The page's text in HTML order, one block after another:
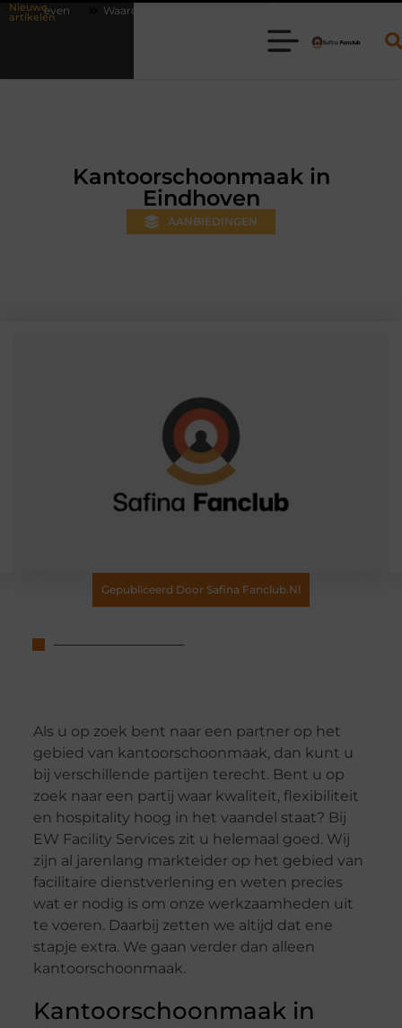
Nieuwe
artikelen
online vlees bestellen steeds gewoner wordt
Kantoorschoonmaak in
Eindhoven
AANBIEDINGEN
Gepubliceerd Door Safina Fanclub.nl
Als u op zoek bent naar een partner op het
gebied van kantoorschoonmaak, dan kunt u
bij verschillende partijen terecht. Bent u op
zoek naar een partij waar kwaliteit, flexibiliteit
en hospitality hoog in het vaandel staat? Bij
EW Facility Services zit u helemaal goed. Wij
zijn al jarenlang markteider op het gebied van
facilitaire dienstverlening en weten precies
wat er nodig is om onze werkzaamheden uit
te voeren. Daarbij zetten we altijd dat ene
stapje extra. We gaan verder dan alleen
kantoorschoonmaak.
Kantoorschoonmaak in